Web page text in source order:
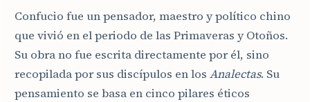
Confucio fue un pensador, maestro y político chino
que vivió en el periodo de las Primaveras y Otoños.
Su obra no fue escrita directamente por él, sino
recopilada por sus discípulos en los Analectas. Su
pensamiento se basa en cinco pilares éticos